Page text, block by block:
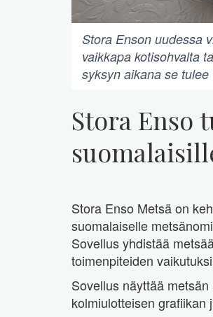
Stora Enson uudessa
vaikkapa kotisohvalta
syksyn aikana se
Stora Enso
Stora Enso Metsä on
suomalaiselle
Sovellus yhdistää
toimenpiteiden
Sovellus näyttää
kolmiulotteisen grafiikan